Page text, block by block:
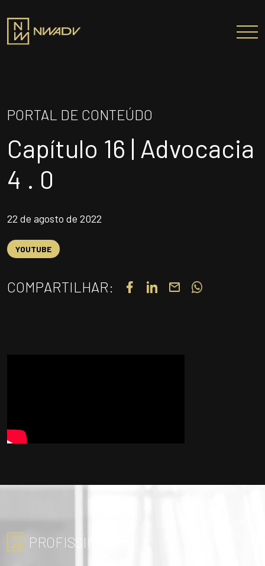
Entregas e Soluções
Pensamento Inovador
Prêmios/Reconhecimentos
PROFISSIONAIS
ATUAÇÃO INTERNACIONAL
PORTAL DE CONTEÚDO
Capítulo 16 | Advocacia
4 . 0
22 de agosto de 2022
YOUTUBE
COMPARTILHAR:
PROFISSIONAIS